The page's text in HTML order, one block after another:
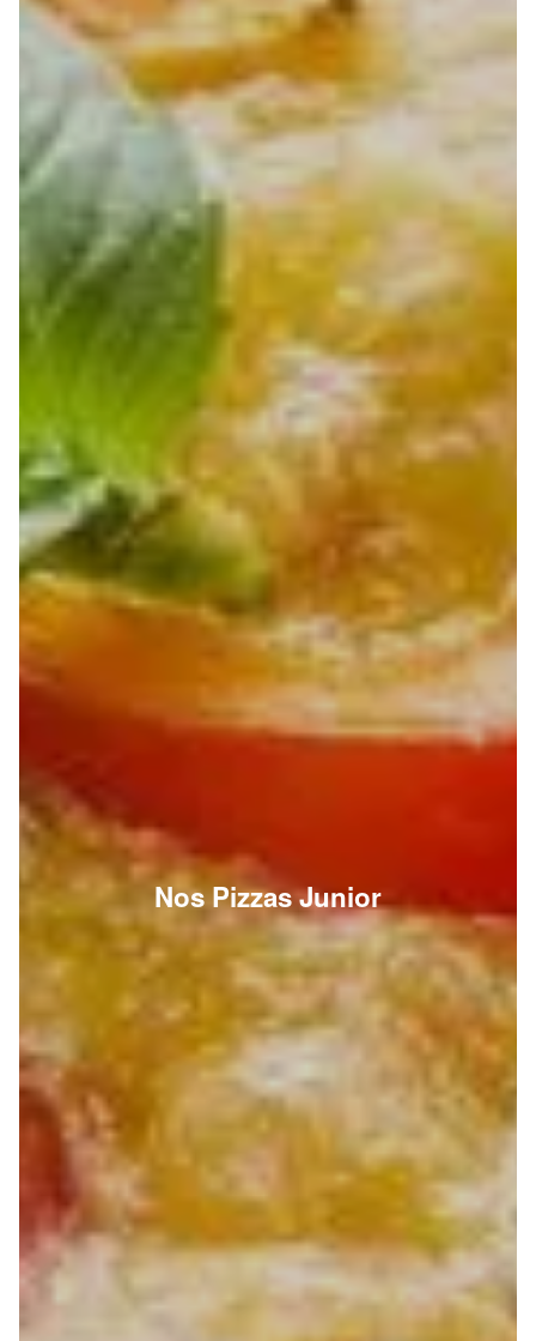
Nos Pizzas Junior